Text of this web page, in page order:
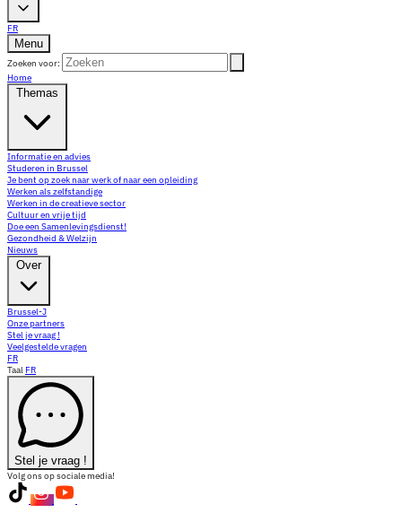
FR
Menu
Zoeken voor:
Home
Themas
Informatie en advies
Studeren in Brussel
Je bent op zoek naar werk of naar een opleiding
Werken als zelfstandige
Werken in de creatieve sector
Cultuur en vrije tijd
Doe een Samenlevingsdienst!
Gezondheid & Welzijn
Nieuws
Over
Brussel-J
Onze partners
Stel je vraag !
Veelgestelde vragen
FR
Taal FR
Stel je vraag !
Volg ons op sociale media!